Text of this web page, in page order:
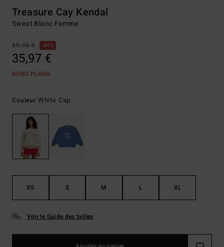
Treasure Cay Kendal
Sweat Blanc Femme
59,95 € 40%
35,97 €
BONS PLANS
Couleur White Cap
XS S M L XL
Voir le Guide des tailles